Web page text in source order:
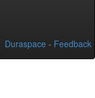
Duraspace - Feedback